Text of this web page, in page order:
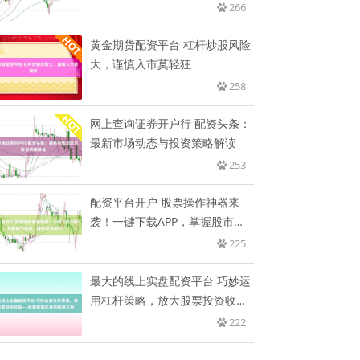
266
黄金期货配资平台 杠杆炒股风险
大，谨慎入市莫轻狂
258
网上查询证券开户行 配资头条：
最新市场动态与投资策略解读
253
配资平台开户 股票操作神器来
袭！一键下载APP，掌握股市动
225
最大的线上实盘配资平台 巧妙运
用杠杆策略，放大股票投资收益
222